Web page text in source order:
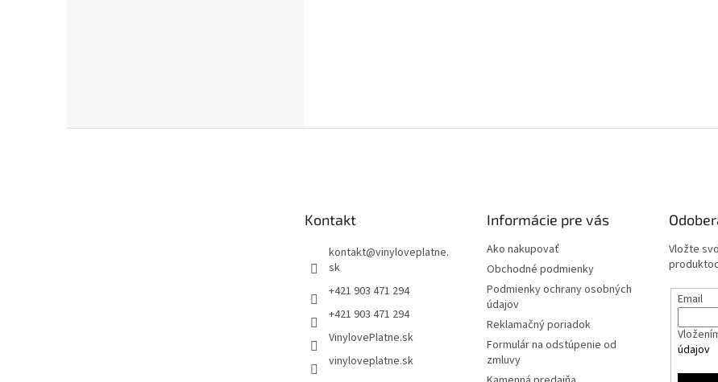
Kontakt
kontakt@vinyloveplatne.
sk
+421 903 471 294
+421 903 471 294
VinylovePlatne.sk
vinyloveplatne.sk
Informácie pre vás
Ako nakupovať
Obchodné podmienky
Podmienky ochrany osobných
údajov
Reklamačný poriadok
Formulár na odstúpenie od
zmluvy
Vložte
Email
údajov